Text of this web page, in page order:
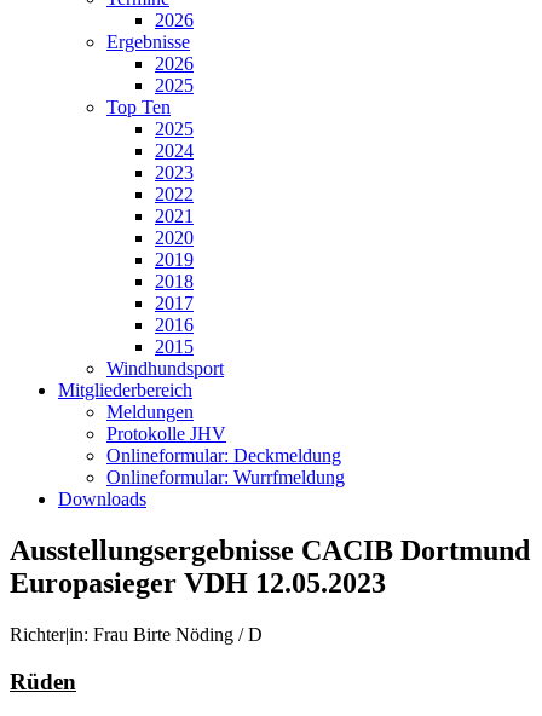
2026
Ergebnisse
2026
2025
Top Ten
2025
2024
2023
2022
2021
2020
2019
2018
2017
2016
2015
Windhundsport
Mitgliederbereich
Meldungen
Protokolle JHV
Onlineformular: Deckmeldung
Onlineformular: Wurrfmeldung
Downloads
Ausstellungsergebnisse CACIB Dortmund
Europasieger VDH 12.05.2023
Richter|in: Frau Birte Nöding / D
Rüden